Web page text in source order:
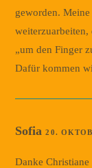
geworden.
weiterzuarbeiten,
„um den Finger
Dafür kommen
Sofia20.
Danke